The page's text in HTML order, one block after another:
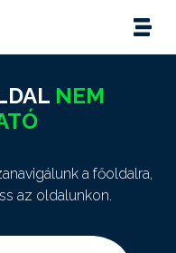
NEM
a főoldalra,
az oldalunkon.